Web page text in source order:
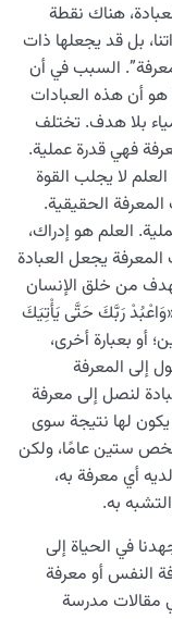
هناك نقطة
بل قد يجعلها ذات
السبب في أن
هو أن هذه العبادات
بلا هدف. تختلف
فهي قدرة عملية.
لا يجلب القوة
الحقيقية.
العلم هو إدراك،
يجعل العبادة
من خلق الإنسان
رَبَّكَ حَتَّى يَأْتِيَكَ
أو بعبارة أخرى،
إلى المعرفة
لنصل إلى معرفة
يكون لها نتيجة سوى
شخص ستين عامًا، ولكن
أي معرفة به،
به.
في الحياة إلى
النفس أو معرفة
مقالات مدرسة